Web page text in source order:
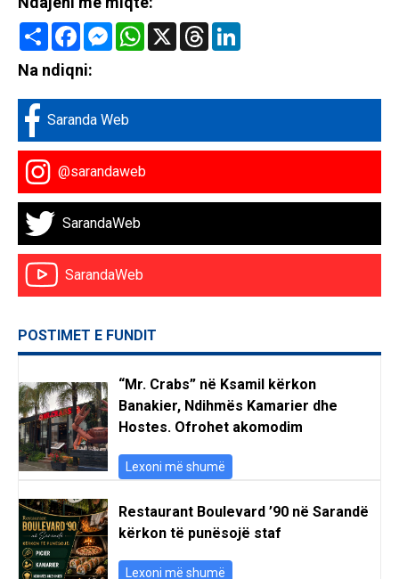
Share FacebookMessenger
WhatsApp
X Threads
Na ndiqni:
Saranda Web
@sarandaweb
SarandaWeb
SarandaWeb
POSTIMET E FUNDIT
“Mr. Crabs” në Ksamil kërkon
Banakier, Ndihmës Kamarier dhe
Hostes. Ofrohet akomodim
Lexoni më shumë
Restaurant Boulevard ’90 në Sarandë
kërkon të punësojë staf
Lexoni më shumë